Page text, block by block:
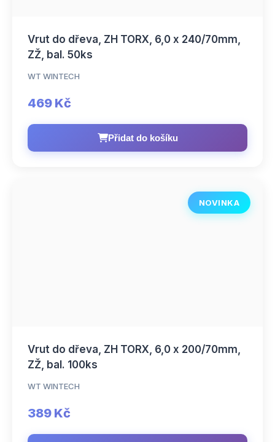
Vrut do dřeva, ZH TORX, 6,0 x 240/70mm,
ZŽ, bal. 50ks
WT WINTECH
469 Kč
Přidat do košíku
NOVINKA
Vrut do dřeva, ZH TORX, 6,0 x 200/70mm,
ZŽ, bal. 100ks
WT WINTECH
389 Kč